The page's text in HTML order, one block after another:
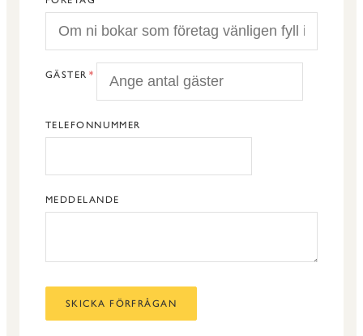
GÄSTER
TELEFONNUMMER
MEDDELANDE
SKICKA FÖRFRÅGAN